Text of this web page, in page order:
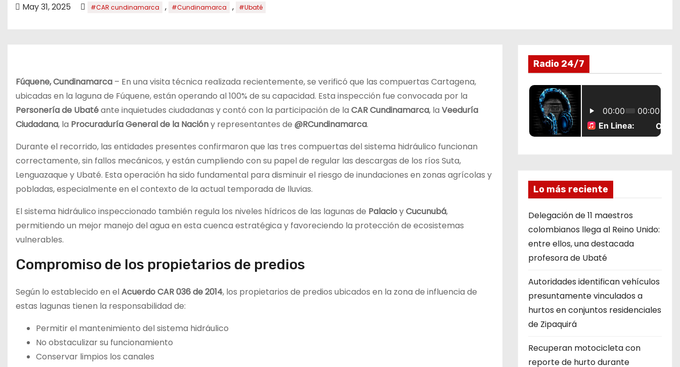
May 31, 2025 #CAR cundinamarca , #Cundinamarca , #Ubaté
Fúquene, Cundinamarca – En una visita técnica realizada recientemente, se verificó que las compuertas Cartagena,
ubicadas en la laguna de Fúquene, están operando al 100% de su capacidad. Esta inspección fue convocada por la
Personería de Ubatéante inquietudes ciudadanas y contó con la participación de la CAR Cundinamarca, la Veeduría
Ciudadana, la Procuraduría General de la Nacióny representantes de @RCundinamarca.
Durante el recorrido, las entidades presentes confirmaron que las tres compuertas del sistema hidráulico funcionan
correctamente, sin fallos mecánicos, y están cumpliendo con su papel de regular las descargas de los ríos Suta,
Lenguazaque y Ubaté. Esta operación ha sido fundamental para disminuir el riesgo de inundaciones en zonas agrícolas y
pobladas, especialmente en el contexto de la actual temporada de lluvias.
El sistema hidráulico inspeccionado también regula los niveles hídricos de las lagunas de PalacioyCucunubá,
permitiendo un mejor manejo del agua en esta cuenca estratégica y favoreciendo la protección de ecosistemas
vulnerables.
Compromiso de los propietarios de predios
Según lo establecido en elAcuerdo CAR 036 de 2014, los propietarios de predios ubicados en la zona de influencia de
estas lagunas tienen la responsabilidad de:
Permitir el mantenimiento del sistema hidráulico
No obstaculizar su funcionamiento
Conservar limpios los canales
Radio 24/7
Lo más reciente
Delegación de 11 maestros
colombianos llega al Reino Unido:
entre ellos, una destacada
profesora de Ubaté
Autoridades identifican vehículos
presuntamente vinculados a
hurtos en conjuntos residenciales
de Zipaquirá
Recuperan motocicleta con
reporte de hurto durante